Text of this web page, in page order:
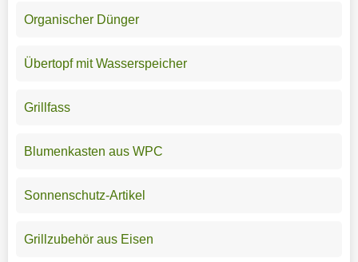
Organischer Dünger
Übertopf mit Wasserspeicher
Grillfass
Blumenkasten aus WPC
Sonnenschutz-Artikel
Grillzubehör aus Eisen